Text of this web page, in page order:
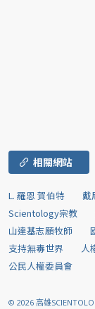
相關網站
L. 羅恩 賀伯特 戴
Scientology宗教
山達基志願牧師
支持無毒世界
人
公民人權委員會
© 2026 高雄